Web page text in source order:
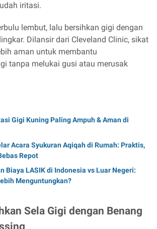
iritasi.
lembut, lalu bersihkan gigi dengan
Dilansir dari Cleveland Clinic, sikat
aman untuk membantu
tanpa melukai gusi atau merusak
Gigi Kuning Paling Ampuh & Aman di
Acara Syukuran Aqiqah di Rumah: Praktis,
Repot
Biaya LASIK di Indonesia vs Luar Negeri:
Menguntungkan?
Sela Gigi dengan Benang